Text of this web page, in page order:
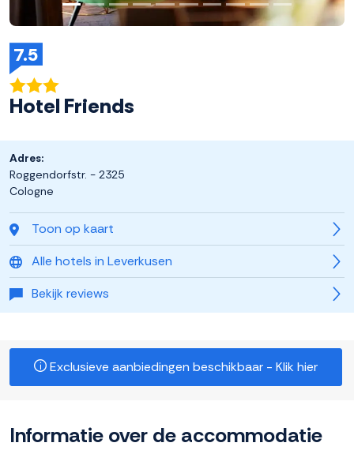
7.5
Hotel Friends
Toon op kaart
Alle hotels in Leverkusen
Bekijk reviews
Adres:
Roggendorfstr. - 2325
Cologne
Exclusieve aanbiedingen beschikbaar - Klik hier
Informatie over de accommodatie